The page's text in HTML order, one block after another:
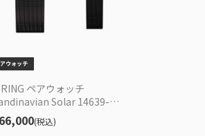
ペアウォッチ
Solar 14639-
14627-166 ソーラー EC限定
ト
(税込)